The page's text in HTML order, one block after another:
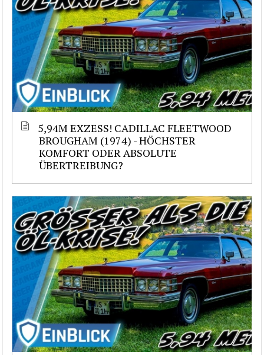
5,94M EXZESS! CADILLAC FLEETWOOD
BROUGHAM (1974) - HÖCHSTER
KOMFORT ODER ABSOLUTE
ÜBERTREIBUNG?